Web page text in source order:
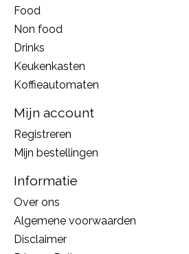
Food
Non food
Drinks
Keukenkasten
Koffieautomaten
Mijn account
Registreren
Mijn bestellingen
Informatie
Over ons
Algemene voorwaarden
Disclaimer